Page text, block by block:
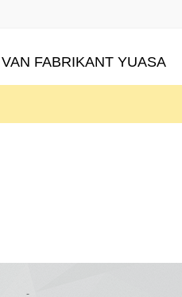
FABRIKANT YUASA
-